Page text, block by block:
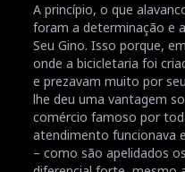
A princípio, o que
foram a determinação e
Seu Gino. Isso porque,
onde a bicicletaria foi
e prezavam muito por
lhe deu uma vantagem
comércio famoso por
atendimento funcionava
– como são apelidados os